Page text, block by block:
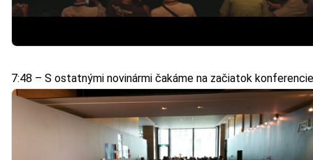
7:48 – S ostatnými novinármi čakáme na začiatok konferencie